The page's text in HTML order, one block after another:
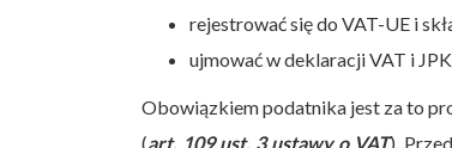
rejestrować się do VAT-UE i
ujmować w deklaracji VAT i
Obowiązkiem podatnika jest za to
(art. 109 ust. 3 ustawy o VAT).